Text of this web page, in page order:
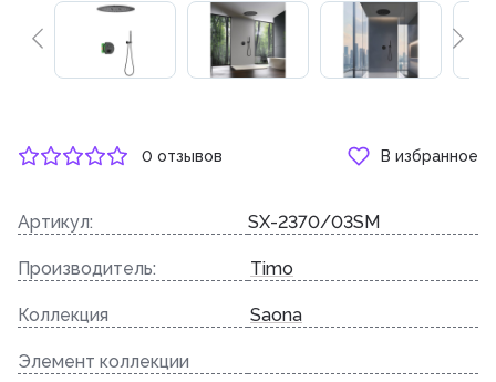
0 отзывов В избранное
Артикул: SX-2370/03SM
Производитель: Timo
Коллекция Saona
Элемент коллекции